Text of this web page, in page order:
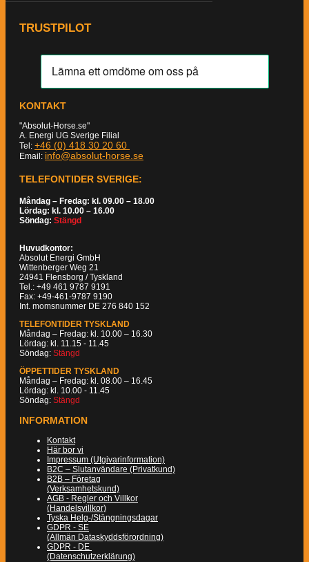
TRUSTPILOT
KONTAKT
"Absolut-Horse.se"
A. Energi UG Sverige Filial
Tel: +46 (0) 418 30 20 60
Email: info@absolut-horse.se
TELEFONTIDER SVERIGE:
Måndag – Fredag: kl. 09.00 – 18.00
Lördag: kl. 10.00 – 16.00
Söndag: Stängd
Huvudkontor:
Absolut Energi GmbH
Wittenberger Weg 21
24941 Flensborg / Tyskland
Tel.: +49 461 9787 9191
Fax: +49-461-9787 9190
Int. momsnummer DE 276 840 152
TELEFONTIDER TYSKLAND
Måndag – Fredag: kl. 10.00 – 16.30
Lördag: kl. 11.15 - 11.45
Söndag: Stängd
ÖPPETTIDER TYSKLAND
Måndag – Fredag: kl. 08.00 – 16.45
Lördag: kl. 10.00 - 11.45
Söndag: Stängd
INFORMATION
Kontakt
Här bor vi
Impressum (Utgivarinformation)
B2C – Slutanvändare (Privatkund)
B2B – Företag
(Verksamhetskund)
AGB - Regler och Villkor
(Handelsvillkor)
Tyska Helg-/Stängningsdagar
GDPR - SE
(Allmän Dataskyddsförordning)
GDPR - DE
(Datenschutzerklärung)